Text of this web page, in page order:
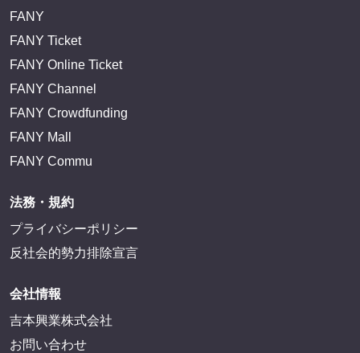
FANY
FANY Ticket
FANY Online Ticket
FANY Channel
FANY Crowdfunding
FANY Mall
FANY Commu
法務・規約
プライバシーポリシー
反社会的勢力排除宣言
会社情報
吉本興業株式会社
お問い合わせ